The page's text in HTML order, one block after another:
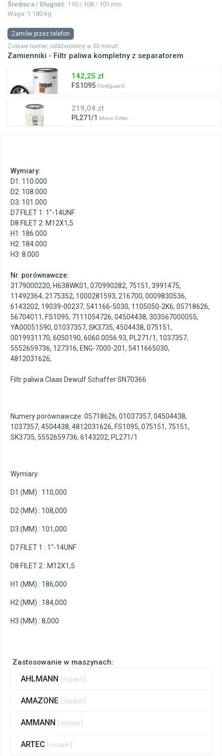
Średnica / Długość: 110 / 108 / 101 mm
Waga: 1.180 kg
Zamów przez telefon
Zostaw numer, oddzwonimy w 30 minut!
Zamienniki - Filtr paliwa kompletny z separatorem
142,25 zł
FS1095 Fleetguard
219,04 zł
PL271/1 Mann Filter
Zastosowanie w maszynach:
AHLMANN [ rozwiń ]
AMAZONE [ rozwiń ]
AMMANN [ rozwiń ]
ARTEC [ rozwiń ]
Wymiary:
D1: 110.000
D2: 108.000
D3: 101.000
D7 FILET 1: 1"-14UNF
D8 FILET 2: M12X1,5
H1: 186.000
H2: 184.000
H3: 8.000
Nr. porównawcze:
3179000220, H638WK01, 070990282, 75151, 3991475,
11492364, 2175352, 1000281593, 216700, 0009830536,
6143202, 19039-00237, 541166-5030, 1105050-2K6, 05718626,
56704011, FS1095, 7111054726, 04504438, 303567000055,
YA00051590, 01037357, SK3735, 4504438, 075151,
0019931170, 6050190, 6060.0056.93, PL271/1, 1037357,
5552659736, 127316, ENG-7000-201, 5411665030,
4812031626,
Filtr paliwa Claas Dewulf Schaffer SN70366
Numery porównawcze: 05718626, 01037357, 04504438,
1037357, 4504438, 4812031626, FS1095, 075151, 75151,
SK3735, 5552659736, 6143202, PL271/1
Wymiary:
D1 (MM) : 110,000
D2 (MM) : 108,000
D3 (MM) : 101,000
D7 FILET 1 : 1"-14UNF
D8 FILET 2 : M12X1,5
H1 (MM) : 186,000
H2 (MM) : 184,000
H3 (MM) : 8,000